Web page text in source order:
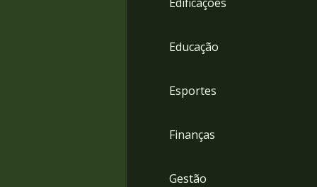
Educação
Esportes
Finanças
Gestão